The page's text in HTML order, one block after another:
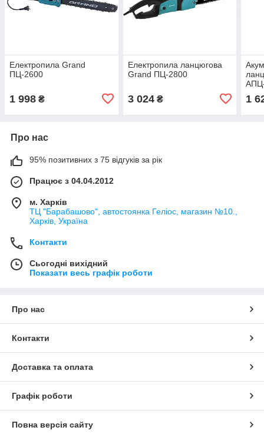
Електропила Grand
ПЦ-2600
1 998 ₴
Електропила ланцюгова
Grand ПЦ-2800
3 024₴ 1
Про нас
95% позитивних з 75 відгуків за рік
Працює з 04.04.2012
м. Харків
ТЦ "Барабашово", автостоянка Геліос, магазин №10.,
Харків, Україна
Контакти
Сьогодні вихідний
Показати весь графік роботи
Про нас
Контакти
Доставка та оплата
Графік роботи
Повна версія сайту